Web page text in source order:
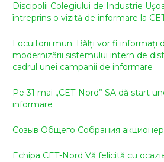
Discipolii Colegiului de Industrie
întreprins o vizită de informare la
Locuitorii mun. Bălți vor fi informați
modernizării sistemului intern de
cadrul unei campanii de informare
Pe 31 mai „CET-Nord” SA dă start
informare
Созыв Общего Собрания
Echipa CET-Nord Vă felicită cu